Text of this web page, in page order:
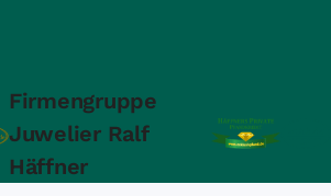
Firmengruppe
Juwelier Ralf
Häffner